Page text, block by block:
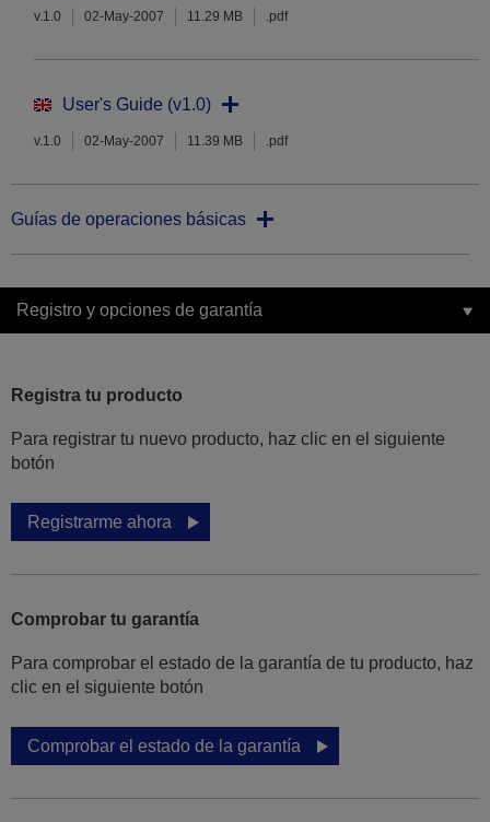
v.1.0 02-May-2007 11.29 MB .pdf
User's Guide (v1.0)
v.1.0 02-May-2007 11.39 MB .pdf
Guías de operaciones básicas
Registro y opciones de garantía
Registra tu producto
Para registrar tu nuevo producto, haz clic en el siguiente
botón
Registrarme ahora
Comprobar tu garantía
Para comprobar el estado de la garantía de tu producto, haz
clic en el siguiente botón
Comprobar el estado de la garantía